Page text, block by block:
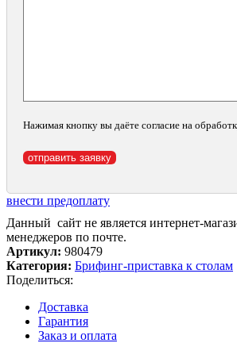
Нажимая кнопку вы даёте согласие на
внести предоплату
Данный сайт не является интернет-
менеджеров по почте.
Артикул: 980479
Категория: Брифинг-приставка к столам
Поделиться:
Доставка
Гарантия
Заказ и оплата